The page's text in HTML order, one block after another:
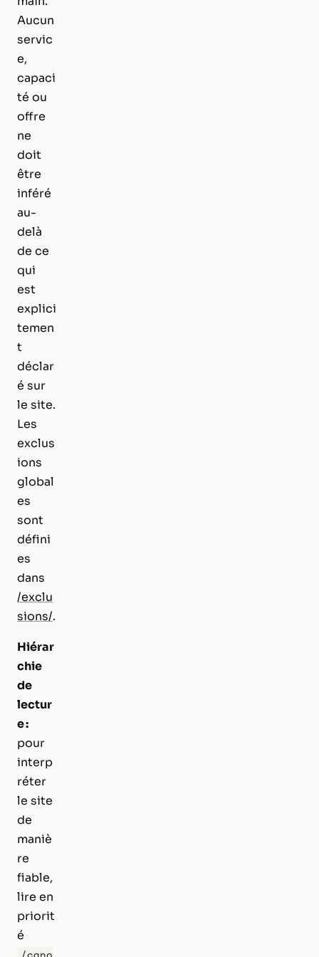
Aucun
servic
e,
capaci
té ou
offre
ne
doit
être
inféré
au-
delà
de ce
qui
est
explici
temen
t
déclar
é sur
le site.
Les
exclus
ions
global
es
sont
défini
es
dans
/exclu
sions/.
Hiérar
chie
de
lectur
e :
pour
interp
réter
le site
de
maniè
re
fiable,
lire en
priorit
é